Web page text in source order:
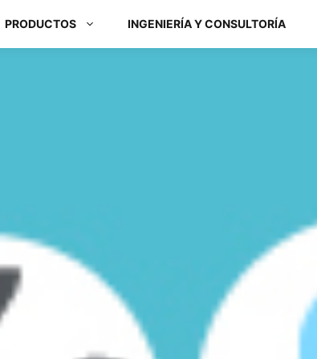
PRODUCTOS INGENIERÍA Y CONSULTORÍA